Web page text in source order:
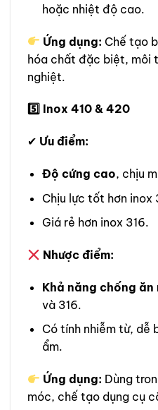
hoặc nhiệt độ cao.
Ứng dụng: Chế tạo
hóa chất đặc biệt, môi
nghiệt.
5️ Inox 410 & 420
✔ Ưu điểm:
Độ cứng cao, chịu
Chịu lực tốt hơn inox
Giá rẻ hơn inox 316.
Nhược điểm:
Khả năng chống ăn
và 316.
Có tính nhiễm từ, dễ
ẩm.
Ứng dụng: Dùng
móc, chế tạo dụng cụ